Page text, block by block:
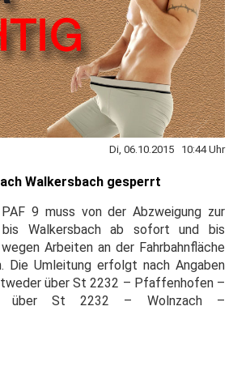
Di, 06.10.2015 10:44 Uhr
Walkersbach gesperrt
9 muss von der Abzweigung zur
Walkersbach ab sofort und bis
Arbeiten an der Fahrbahnfläche
Die Umleitung erfolgt nach Angaben
über St 2232 – Pfaffenhofen –
über St 2232 – Wolnzach –